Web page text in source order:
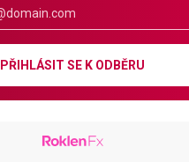
PŘIHLÁSIT SE K ODBĚRU